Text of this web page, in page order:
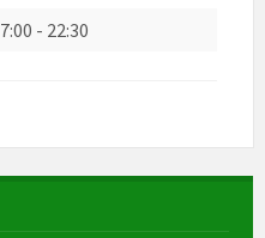
7:00 - 22:30